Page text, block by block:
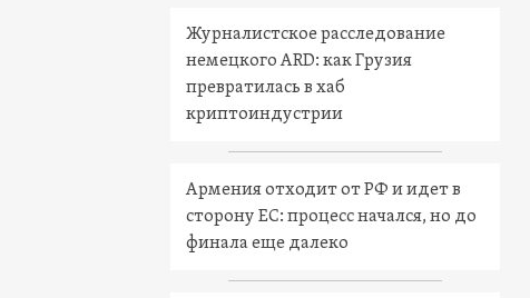
Журналистское расследование
немецкого ARD: как Грузия
превратилась в хаб
криптоиндустрии
Армения отходит от РФ и идет в
сторону ЕС: процесс начался, но до
финала еще далеко